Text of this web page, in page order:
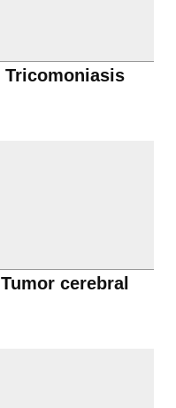
Tricomoniasis
Tumor cerebral